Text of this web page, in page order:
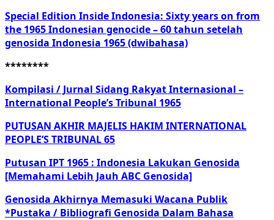
Special Edition Inside Indonesia: Sixty years on from
the 1965 Indonesian genocide – 60 tahun setelah
genosida Indonesia 1965 (dwibahasa)
********
Kompilasi / Jurnal Sidang Rakyat Internasional –
International People’s Tribunal 1965
PUTUSAN AKHIR MAJELIS HAKIM INTERNATIONAL
PEOPLE’S TRIBUNAL 65
Putusan IPT 1965 : Indonesia Lakukan Genosida
[Memahami Lebih Jauh ABC Genosida]
Genosida Akhirnya Memasuki Wacana Publik
*Pustaka / Bibliografi Genosida Dalam Bahasa